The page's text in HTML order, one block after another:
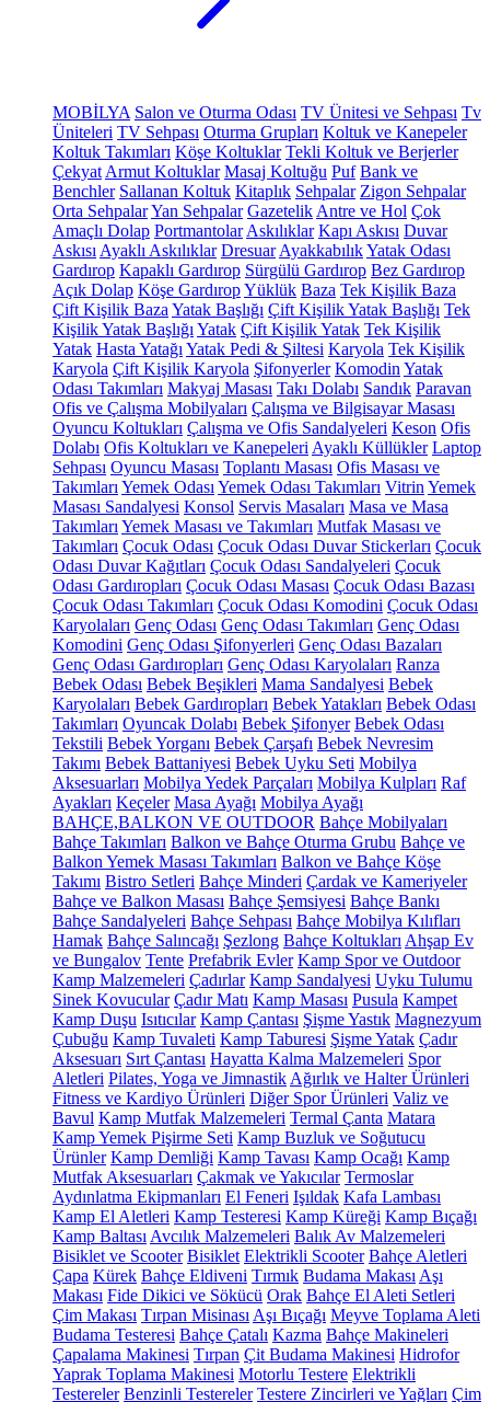
MOBİLYA Salon ve Oturma Odası TV Ünitesi ve Sehpası Tv
Üniteleri TV Sehpası Oturma Grupları Koltuk ve Kanepeler
Koltuk Takımları Köşe Koltuklar Tekli Koltuk ve Berjerler
Çekyat Armut Koltuklar Masaj Koltuğu Puf Bank ve
Benchler Sallanan Koltuk Kitaplık Sehpalar Zigon Sehpalar
Orta SehpalarYan Sehpalar Gazetelik Antre ve Hol Çok
Amaçlı Dolap Portmantolar Askılıklar Kapı Askısı Duvar
Askısı Ayaklı Askılıklar Dresuar AyakkabılıkYatak Odası
Gardırop Kapaklı Gardırop Sürgülü Gardırop Bez Gardırop
Açık Dolap Köşe GardıropYüklük Baza Tek Kişilik Baza
Çift Kişilik Baza Yatak Başlığı Çift Kişilik Yatak Başlığı Tek
Kişilik Yatak Başlığı Yatak Çift Kişilik Yatak Tek Kişilik
Yatak Hasta Yatağı Yatak Pedi & Şiltesi Karyola Tek Kişilik
Karyola Çift Kişilik Karyola Şifonyerler Komodin Yatak
Odası Takımları Makyaj Masası Takı Dolabı Sandık Paravan
Ofis ve Çalışma Mobilyaları Çalışma ve Bilgisayar Masası
Oyuncu Koltukları Çalışma ve Ofis Sandalyeleri Keson Ofis
Dolabı Ofis Koltukları ve Kanepeleri Ayaklı Küllükler Laptop
Sehpası Oyuncu Masası Toplantı Masası Ofis Masası ve
Takımları Yemek Odası Yemek Odası Takımları Vitrin Yemek
Masası Sandalyesi Konsol Servis Masaları Masa ve Masa
Takımları Yemek Masası ve Takımları Mutfak Masası ve
Takımları Çocuk Odası Çocuk Odası Duvar Stickerları Çocuk
Odası Duvar Kağıtları Çocuk Odası Sandalyeleri Çocuk
Odası Gardıropları Çocuk Odası Masası Çocuk Odası Bazası
Çocuk Odası Takımları Çocuk Odası Komodini Çocuk Odası
Karyolaları Genç Odası Genç Odası Takımları Genç Odası
Komodini Genç Odası Şifonyerleri Genç Odası Bazaları
Genç Odası Gardıropları Genç Odası Karyolaları Ranza
Bebek Odası Bebek Beşikleri Mama Sandalyesi Bebek
Karyolaları Bebek Gardıropları Bebek Yatakları Bebek Odası
Takımları Oyuncak Dolabı Bebek Şifonyer Bebek Odası
Tekstili Bebek Yorganı Bebek Çarşafı Bebek Nevresim
Takımı Bebek Battaniyesi Bebek Uyku Seti Mobilya
Aksesuarları Mobilya Yedek Parçaları Mobilya Kulpları Raf
Ayakları Keçeler Masa Ayağı Mobilya Ayağı
BAHÇE,BALKON VE OUTDOOR Bahçe Mobilyaları
Bahçe Takımları Balkon ve Bahçe Oturma Grubu Bahçe ve
Balkon Yemek Masası Takımları Balkon ve Bahçe Köşe
Takımı Bistro Setleri Bahçe Minderi Çardak ve Kameriyeler
Bahçe ve Balkon Masası Bahçe Şemsiyesi Bahçe Bankı
Bahçe Sandalyeleri Bahçe Sehpası Bahçe Mobilya Kılıfları
Hamak Bahçe Salıncağı Şezlong Bahçe Koltukları Ahşap Ev
ve Bungalov Tente Prefabrik Evler Kamp Spor ve Outdoor
Kamp Malzemeleri Çadırlar Kamp Sandalyesi Uyku Tulumu
Sinek Kovucular Çadır Matı Kamp Masası Pusula Kampet
Kamp Duşu Isıtıcılar Kamp Çantası Şişme Yastık Magnezyum
Çubuğu Kamp Tuvaleti Kamp Taburesi Şişme Yatak Çadır
Aksesuarı Sırt Çantası Hayatta Kalma Malzemeleri Spor
Aletleri Pilates, Yoga ve Jimnastik Ağırlık ve Halter Ürünleri
Fitness ve Kardiyo Ürünleri Diğer Spor Ürünleri Valiz ve
Bavul Kamp Mutfak Malzemeleri Termal Çanta Matara
Kamp Yemek Pişirme Seti Kamp Buzluk ve Soğutucu
Ürünler Kamp Demliği Kamp Tavası Kamp Ocağı Kamp
Mutfak Aksesuarları Çakmak ve Yakıcılar Termoslar
Aydınlatma Ekipmanları El Feneri Işıldak Kafa Lambası
Kamp El Aletleri Kamp Testeresi Kamp Küreği Kamp Bıçağı
Kamp Baltası Avcılık Malzemeleri Balık Av Malzemeleri
Bisiklet ve Scooter Bisiklet Elektrikli Scooter Bahçe Aletleri
Çapa Kürek Bahçe Eldiveni Tırmık Budama Makası Aşı
Makası Fide Dikici ve Sökücü Orak Bahçe El Aleti Setleri
Çim Makası Tırpan Misinası Aşı Bıçağı Meyve Toplama Aleti
Budama Testeresi Bahçe Çatalı Kazma Bahçe Makineleri
Çapalama Makinesi Tırpan Çit Budama Makinesi Hidrofor
Yaprak Toplama Makinesi Motorlu Testere Elektrikli
Testereler Benzinli Testereler Testere Zincirleri ve Yağları Çim